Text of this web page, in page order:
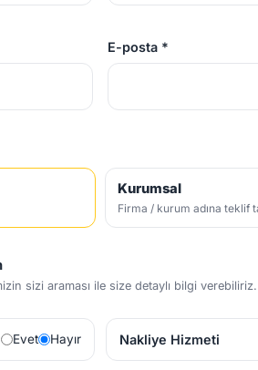
E-posta *
Kurumsal
Firma / kurum adına teklif
sizi araması ile size detaylı bilgi verebiliriz.
Evet Hayır Nakliye Hizmeti